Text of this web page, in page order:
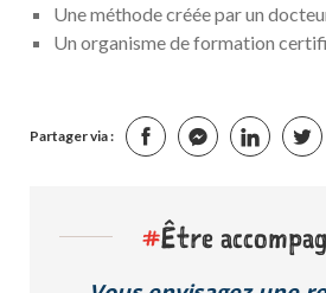
Une méthode créée par un
Un organisme de formation
Partager via :
#Être